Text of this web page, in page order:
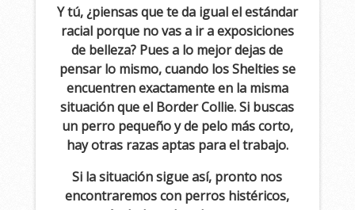
Y tú, ¿piensas que te da igual el estándar
racial porque no vas a ir a exposiciones
de belleza? Pues a lo mejor dejas de
pensar lo mismo, cuando los Shelties se
encuentren exactamente en la misma
situación que el Border Collie. Si buscas
un perro pequeño y de pelo más corto,
hay otras razas aptas para el trabajo.
Si la situación sigue así, pronto nos
encontraremos con perros histéricos,